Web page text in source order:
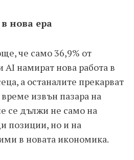
нова ера
че само 36,9% от
AI намират нова работа в
а останалите прекарват
извън пазара на
се дължи не само на
позиции, но и на
в новата икономика.